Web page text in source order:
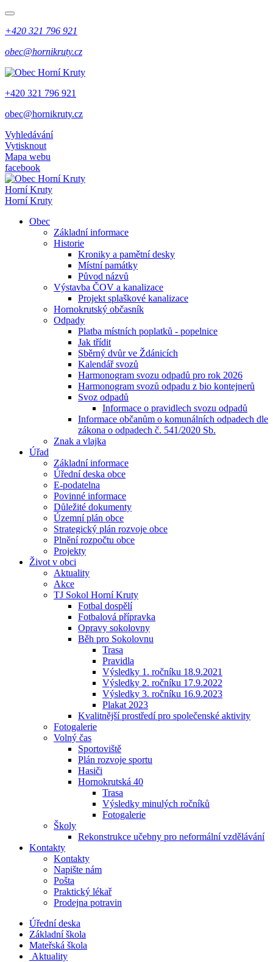
+420 321 796 921
obec@hornikruty.cz
+420 321 796 921
obec@hornikruty.cz
Vyhledávání
Vytisknout
Mapa webu
facebook
Horní Kruty
Horní Kruty
Obec
Základní informace
Historie
Kroniky a pamětní desky
Místní památky
Původ názvů
Výstavba ČOV a kanalizace
Projekt splaškové kanalizace
Hornokrutský občasník
Odpady
Platba místních poplatků - popelnice
Jak třídit
Sběrný dvůr ve Ždánicích
Kalendář svozů
Harmonogram svozu odpadů pro rok 2026
Harmonogram svozů odpadu z bio kontejnerů
Svoz odpadů
Informace o pravidlech svozu odpadů
Informace občanům o komunálních odpadech dle
zákona o odpadech č. 541/2020 Sb.
Znak a vlajka
Úřad
Základní informace
Úřední deska obce
E-podatelna
Povinné informace
Důležité dokumenty
Územní plán obce
Strategický plán rozvoje obce
Plnění rozpočtu obce
Projekty
Život v obci
Aktuality
Akce
TJ Sokol Horní Kruty
Fotbal dospělí
Fotbalová přípravka
Opravy sokolovny
Běh pro Sokolovnu
Trasa
Pravidla
Výsledky 1. ročníku 18.9.2021
Výsledky 2. ročníku 17.9.2022
Výsledky 3. ročníku 16.9.2023
Plakat 2023
Kvalitnější prostředí pro společenské aktivity
Fotogalerie
Volný čas
Sportoviště
Plán rozvoje sportu
Hasiči
Hornokrutská 40
Trasa
Výsledky minulých ročníků
Fotogalerie
Školy
Rekonstrukce učebny pro neformální vzdělávání
Kontakty
Kontakty
Napište nám
Pošta
Praktický lékař
Prodejna potravin
Úřední deska
Základní škola
Mateřská škola
Aktuality